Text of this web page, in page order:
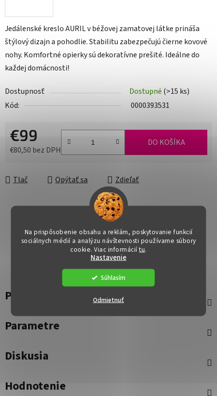
Na prispôsobenie obsahu a reklám, poskytovanie funkcií
sociálnych médií a analýzu návštevnosti používame súbory
cookie. Viac informáciítu.
Nastavenie
Odmietnuť
Súhlasím
Jedálenské kreslo AURIL v béžovej zamatovej látke prináša
štýlový dizajn a pohodlie. Stabilitu zabezpečujú čierne kovové
nohy. Komfortné opierky sú dekoratívne prešité. Ideálne do
každej domácnosti!
Dostupnosť Dostupné (>15 ks)
Kód:
0000393531
€99
€80,50 bez DPH
DO KOŠÍKA
Tlač Opýtať sa Zdieľať
Popis
Parametre
Diskusia
Hodnotenie